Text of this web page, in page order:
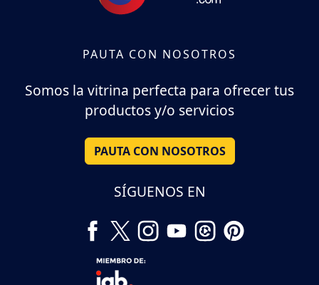
PAUTA CON NOSOTROS
Somos la vitrina perfecta para ofrecer tus
productos y/o servicios
PAUTA CON NOSOTROS
SÍGUENOS EN